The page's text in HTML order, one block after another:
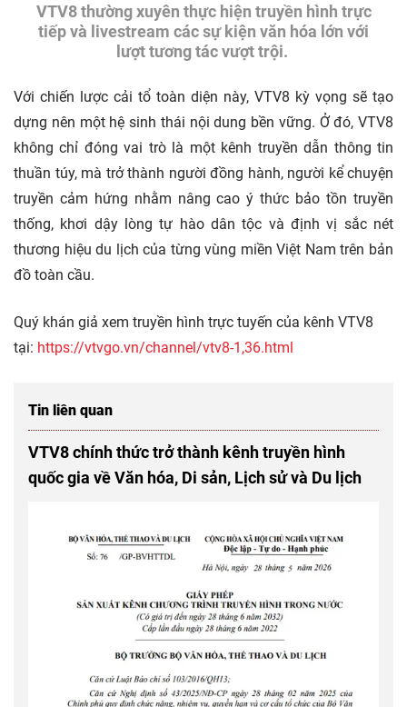
VTV8 thường xuyên thực hiện truyền hình trực
tiếp và livestream các sự kiện văn hóa lớn với
lượt tương tác vượt trội.
Với chiến lược cải tổ toàn diện này, VTV8 kỳ vọng sẽ tạo
dựng nên một hệ sinh thái nội dung bền vững. Ở đó, VTV8
không chỉ đóng vai trò là một kênh truyền dẫn thông tin
thuần túy, mà trở thành người đồng hành, người kể chuyện
truyền cảm hứng nhằm nâng cao ý thức bảo tồn truyền
thống, khơi dậy lòng tự hào dân tộc và định vị sắc nét
thương hiệu du lịch của từng vùng miền Việt Nam trên bản
đồ toàn cầu.
Quý khán giả xem truyền hình trực tuyến của kênh VTV8
tại: https://vtvgo.vn/channel/vtv8-1,36.html
Tin liên quan
VTV8 chính thức trở thành kênh truyền hình
quốc gia về Văn hóa, Di sản, Lịch sử và Du lịch